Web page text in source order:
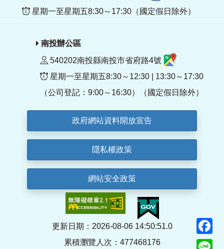
星期一至星期五8:30～17:30（國定假日除外）
南投辦公區
540202南投縣南投市省府路4號
星期一至星期五8:30～12:30 | 13:30～17:30
（公司登記：9:00～16:30）（國定假日除外）
政府網站資料開放宣告
隱私權政策
網站安全政策
更新日期：2026-08-06 14:50:51.0
累積瀏覽人次：477468176